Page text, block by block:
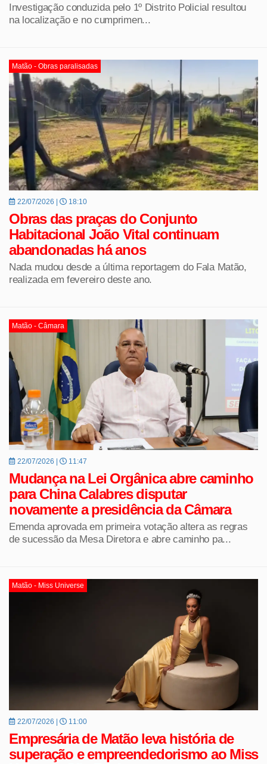
Investigação conduzida pelo 1º Distrito Policial resultou
na localização e no cumprimen...
Matão - Obras paralisadas
22/07/2026 | 18:10
Obras das praças do Conjunto
Habitacional João Vital continuam
abandonadas há anos
Nada mudou desde a última reportagem do Fala Matão,
realizada em fevereiro deste ano.
Matão - Câmara
22/07/2026 | 11:47
Mudança na Lei Orgânica abre caminho
para China Calabres disputar
novamente a presidência da Câmara
Emenda aprovada em primeira votação altera as regras
de sucessão da Mesa Diretora e abre caminho pa...
Matão - Miss Universe
22/07/2026 | 11:00
Empresária de Matão leva história de
superação e empreendedorismo ao Miss